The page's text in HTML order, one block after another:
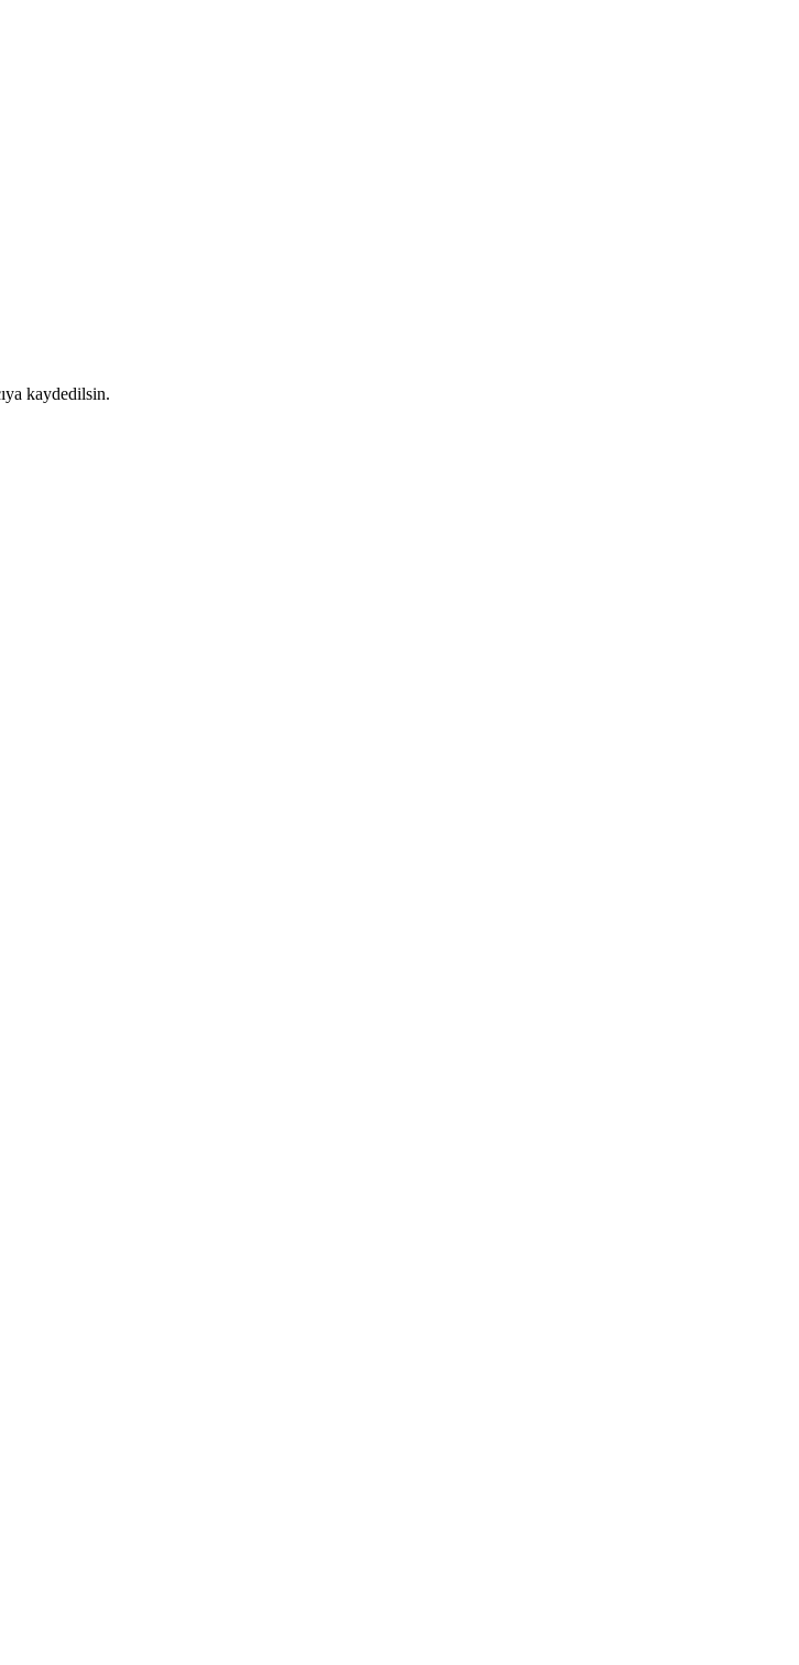
kaydedilsin.